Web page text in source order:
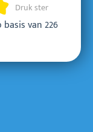
Druk ster
basis van226